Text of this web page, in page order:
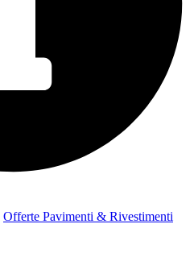
Offerte Pavimenti & Rivestimenti